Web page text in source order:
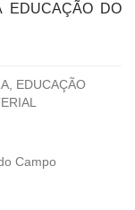
EDUCAÇÃO DO
EDUCAÇÃO
Campo